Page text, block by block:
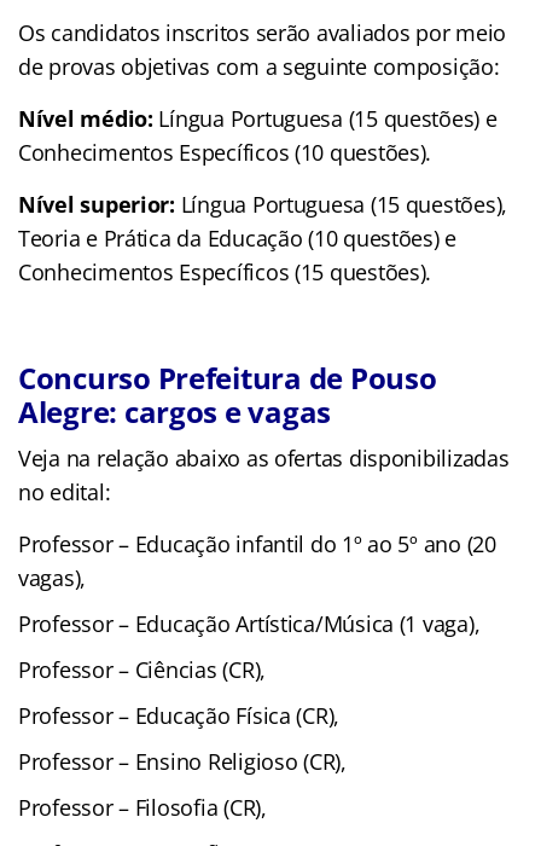
Os candidatos inscritos serão avaliados por meio
de provas objetivas com a seguinte composição:
Nível médio: Língua Portuguesa (15 questões) e
Conhecimentos Específicos (10 questões).
Nível superior: Língua Portuguesa (15 questões),
Teoria e Prática da Educação (10 questões) e
Conhecimentos Específicos (15 questões).
Concurso Prefeitura de Pouso
Alegre: cargos e vagas
Veja na relação abaixo as ofertas disponibilizadas
no edital:
Professor – Educação infantil do 1º ao 5º ano (20
vagas),
Professor – Educação Artística/Música (1 vaga),
Professor – Ciências (CR),
Professor – Educação Física (CR),
Professor – Ensino Religioso (CR),
Professor – Filosofia (CR),